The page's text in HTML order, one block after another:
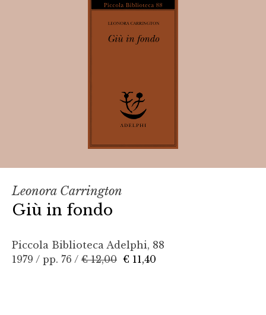
Leonora Carrington
Giù in fondo
Piccola Biblioteca Adelphi, 88
1979 / pp. 76 / € 12,00 € 11,40